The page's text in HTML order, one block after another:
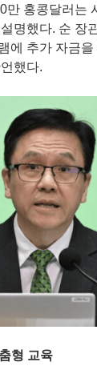
만 홍콩달러는
명했다. 순 장
에 추가 자금을
했다.
형 교육